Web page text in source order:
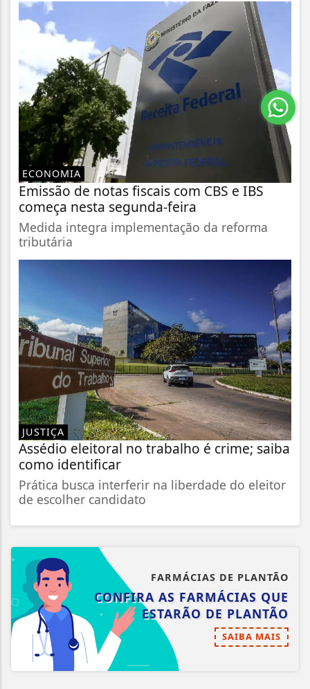
ECONOMIA
Emissão de notas fiscais com CBS e IBS
começa nesta segunda-feira
Medida integra implementação da reforma
tributária
JUSTIÇA
Assédio eleitoral no trabalho é crime; saiba
como identificar
Prática busca interferir na liberdade do eleitor
de escolher candidato
FARMÁCIAS DE PLANTÃO
CONFIRA AS FARMÁCIAS QUE
ESTARÃO DE PLANTÃO
SAIBA MAIS